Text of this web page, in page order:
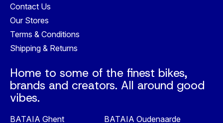
Contact Us
Our Stores
Terms & Conditions
Shipping & Returns
Home to some of the finest bikes,
brands and creators. All around good
vibes.
BATAIA Ghent BATAIA Oudenaarde